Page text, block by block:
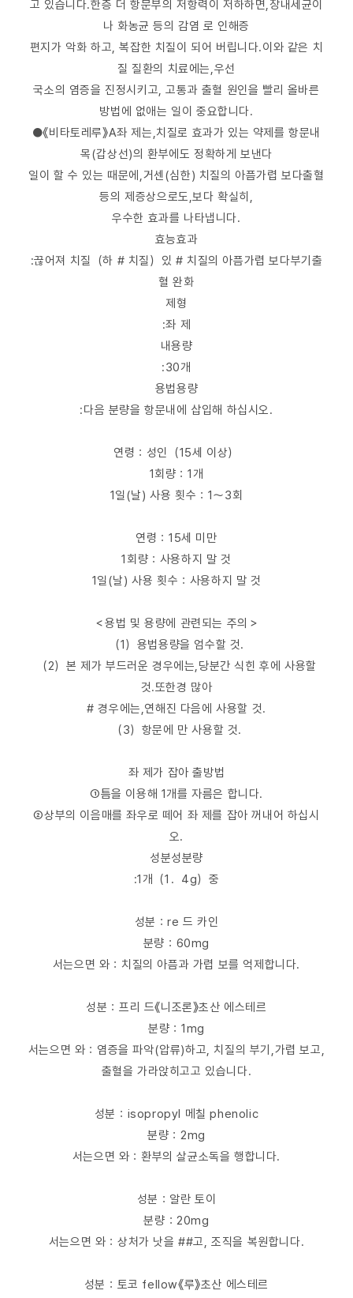
고 있습니다.한층 더 항문부의 저항력이 저하하면,장내세균이
나 화농균 등의 감염 로 인해증
편지가 악화 하고, 복잡한 치질이 되어 버립니다.이와 같은 치
질 질환의 치료에는,우선
국소의 염증을 진정시키고, 고통과 출혈 원인을 빨리 올바른
방법에 없애는 일이 중요합니다.
●《비타토레루》A좌 제는,치질로 효과가 있는 약제를 항문내
목(갑상선)의 환부에도 정확하게 보낸다
일이 할 수 있는 때문에,거센(심한) 치질의 아픔가렵 보다출혈
등의 제증상으로도,보다 확실히,
우수한 효과를 나타냅니다.
효능효과
:끊어져 치질（하 # 치질）있 # 치질의 아픔가렵 보다부기출
혈 완화
제형
:좌 제
내용량
:30개
용법용량
:다음 분량을 항문내에 삽입해 하십시오.
연령：성인（15세 이상）
1회량：1개
1일(날) 사용 횟수：1～3회
연령：15세 미만
1회량：사용하지 말 것
1일(날) 사용 횟수：사용하지 말 것
＜용법 및 용량에 관련되는 주의＞
（1）용법용량을 엄수할 것.
（2）본 제가 부드러운 경우에는,당분간 식힌 후에 사용할
것.또한경 많아
# 경우에는,연해진 다음에 사용할 것.
（3）항문에 만 사용할 것.
좌 제가 잡아 출방법
①틈을 이용해 1개를 자름은 합니다.
②상부의 이음매를 좌우로 떼어 좌 제를 잡아 꺼내어 하십시
오.
성분성분량
:1개（1．4g）중
성분：re 드 카인
분량：60mg
서는으면 와：치질의 아픔과 가렵 보를 억제합니다.
성분：프리 드《니조론》초산 에스테르
분량：1mg
서는으면 와：염증을 파악(압류)하고, 치질의 부기,가렵 보고,
출혈을 가라앉히고고 있습니다.
성분：isopropyl 메칠 phenolic
분량：2mg
서는으면 와：환부의 살균소독을 행합니다.
성분：알란 토이
분량：20mg
서는으면 와：상처가 낫을 ##고, 조직을 복원합니다.
성분：토코 fellow《루》초산 에스테르